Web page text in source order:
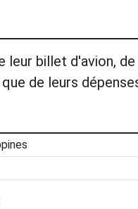
billet d'avion,
de leurs